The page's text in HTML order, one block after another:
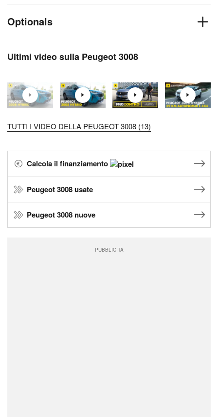
Optionals
Ultimi video sulla Peugeot 3008
TUTTI I VIDEO DELLA PEUGEOT 3008 (13)
Calcola il finanziamento
Peugeot 3008 usate
Peugeot 3008 nuove
PUBBLICITÀ